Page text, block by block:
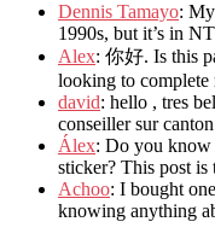
Dennis Tamayo:
1990s, but it’s in
Alex: 你好. Is this
looking to complete
david: hello , tres
conseiller sur
Álex: Do you know
sticker? This post is
Achoo: I bought
knowing anything